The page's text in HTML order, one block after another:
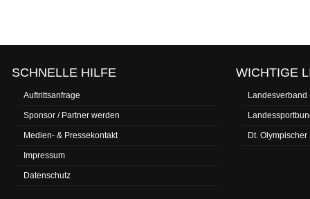
SCHNELLE HILFE
Auftrittsanfrage
Sponsor / Partner werden
Medien- & Pressekontakt
Impressum
Datenschutz
WICHTIGE
Landesverband
Dt.